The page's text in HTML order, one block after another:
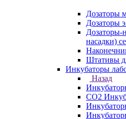
Дозаторы
Дозаторы
Дозаторы-
насадки)
Штативы
Инкубаторы
Назад
CO2